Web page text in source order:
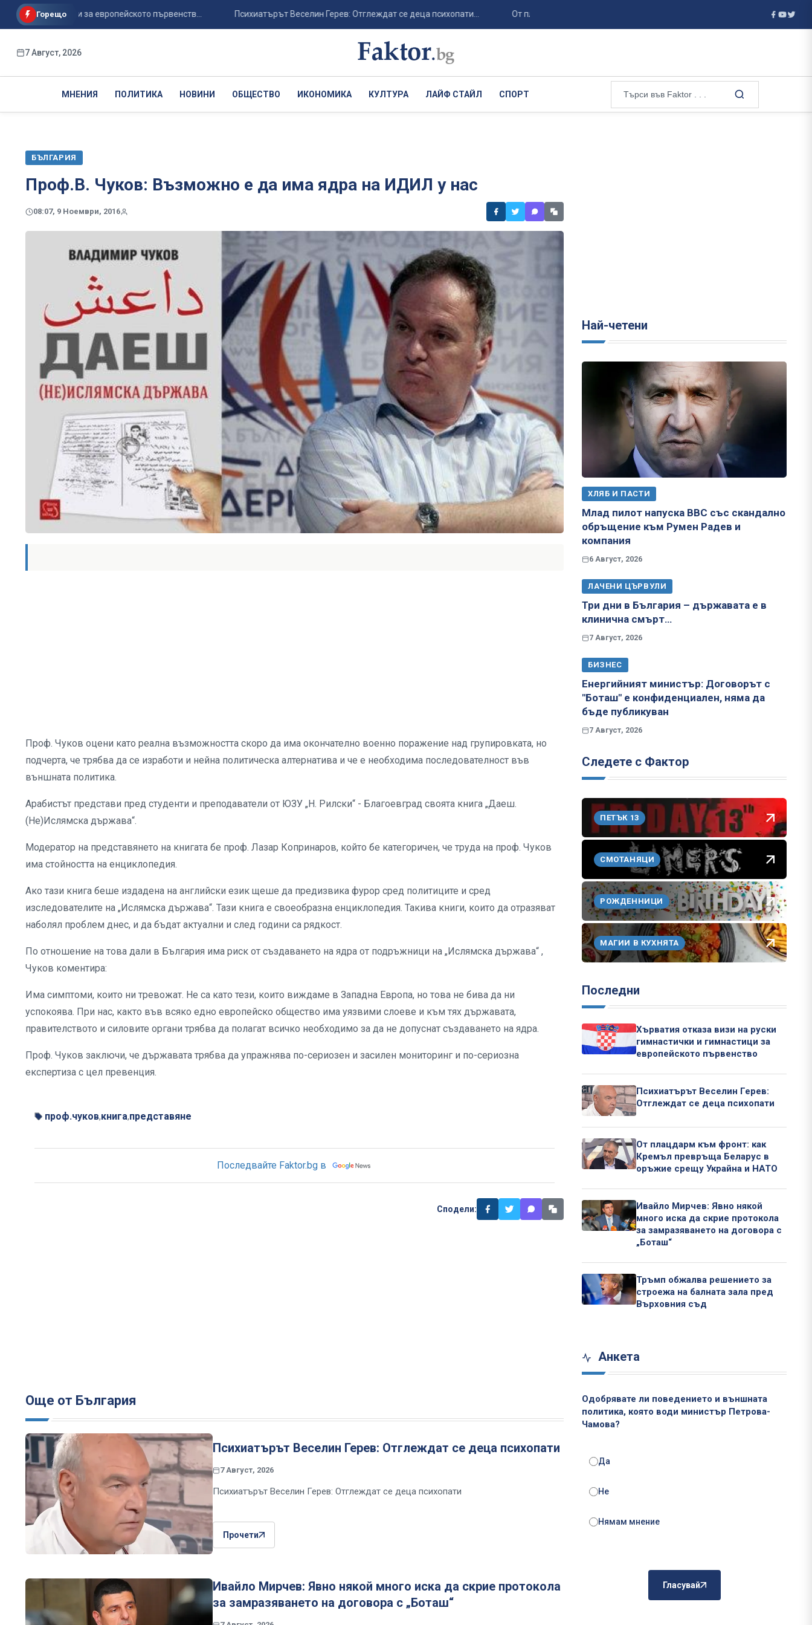
Горещоза европейското първенств... Психиатърът Веселин Герев: Отглеждат се деца психопати... От плацдарм към фронт: как Кремъл превръща Беларус в оръжие срещу
7 Август, 2026
МНЕНИЯ ПОЛИТИКА НОВИНИ ОБЩЕСТВО ИКОНОМИКА КУЛТУРА ЛАЙФ СТАЙЛ СПОРТ
БЪЛГАРИЯ
Проф.В. Чуков: Възможно е да има ядра на ИДИЛ у нас
08:07, 9 Ноември, 2016
Проф. Чуков оцени като реална възможността скоро да има окончателно военно поражение над групировката, но
подчерта, че трябва да се изработи и нейна политическа алтернатива и че е необходима последователност във
външната политика.
Арабистът представи пред студенти и преподаватели от ЮЗУ „Н. Рилски“ - Благоевград своята книга „Даеш.
(Не)Ислямска държава“.
Модератор на представянето на книгата бе проф. Лазар Копринаров, който бе категоричен, че труда на проф. Чуков
има стойността на енциклопедия.
Ако тази книга беше издадена на английски език щеше да предизвика фурор сред политиците и сред
изследователите на „Ислямска държава“. Тази книга е своеобразна енциклопедия. Такива книги, които да отразяват
наболял проблем днес, и да бъдат актуални и след години са рядкост.
По отношение на това дали в България има риск от създаването на ядра от подръжници на „Ислямска държава“ ,
Чуков коментира:
Има симптоми, които ни тревожат. Не са като тези, които виждаме в Западна Европа, но това не бива да ни
успокоява. При нас, както във всяко едно европейско общeство има уязвими слоеве и към тях държавата,
правителството и силовите органи трябва да полагат всичко необходимо за да не допуснат създаването на ядра.
Проф. Чуков заключи, че държавата трябва да упражнява по-сериозен и засилен мониторинг и по-сериозна
експертиза с цел превенция.
проф.чуков,книга,представяне
Последвайте Faktor.bg в
Сподели:
Още от България
Психиатърът Веселин Герев: Отглеждат се деца психопати
7 Август, 2026
Психиатърът Веселин Герев: Отглеждат се деца психопати
Прочети
Ивайло Мирчев: Явно някой много иска да скрие протокола
за замразяването на договора с „Боташ“
Най-четени
ХЛЯБ И ПАСТИ
Млад пилот напуска ВВС със скандално
обръщение към Румен Радев и
компания
6 Август, 2026
ЛАЧЕНИ ЦЪРВУЛИ
Три дни в България – държавата е в
клинична смърт…
7 Август, 2026
БИЗНЕС
Енергийният министър: Договорът с
"Боташ" е конфиденциален, няма да
бъде публикуван
7 Август, 2026
Следете с Фактор
ПЕТЪК 13
СМОТАНЯЦИ
РОЖДЕННИЦИ
МАГИИ В КУХНЯТА
Последни
Хърватия отказа визи на руски
гимнастички и гимнастици за
европейското първенство
Психиатърът Веселин Герев:
Отглеждат се деца психопати
От плацдарм към фронт: как
Кремъл превръща Беларус в
оръжие срещу Украйна и НАТО
Ивайло Мирчев: Явно някой
много иска да скрие протокола
за замразяването на договора с
„Боташ“
Тръмп обжалва решението за
строежа на балната зала пред
Върховния съд
Анкета
Одобрявате ли поведението и външната
политика, която води министър Петрова-
Чамова?
Да
Не
Нямам мнение
Гласувай